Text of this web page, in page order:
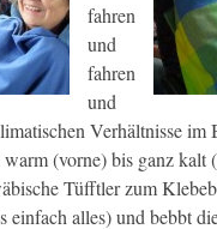
fahren
und
fahren
und
Verhältnisse im
(vorne) bis ganz kalt
Tüfftler zum
einfach alles) und bebbt